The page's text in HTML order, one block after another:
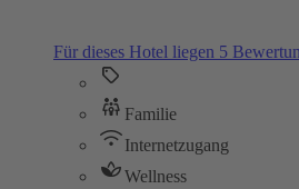
Für dieses Hotel liegen 5
Familie
Internetzugang
Wellness